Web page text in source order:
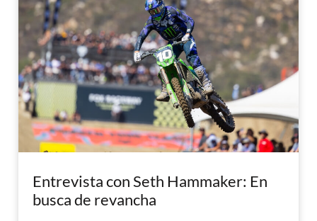
Entrevista con Seth Hammaker: En
busca de revancha